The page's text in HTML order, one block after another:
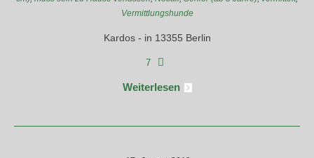
Vermittlungshunde
Kardos - in 13355 Berlin
7
Weiterlesen